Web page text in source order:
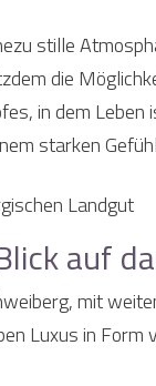
stille
die
in dem
starken
auf
mit
Luxus in